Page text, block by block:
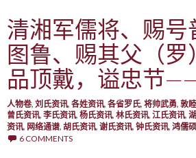
清湘军儒将、赐号
图鲁、赐其父（罗
品顶戴，谥忠节
人物卷, 刘氏资讯, 各姓资讯, 各省罗氏, 将帅武勇, 敦
曾氏资讯, 李氏资讯, 杨氏资讯, 林氏资讯, 江氏资讯,
资讯, 网络通谱, 胡氏资讯, 谢氏资讯, 钟氏资讯, 鸿儒
6 COMMENTS